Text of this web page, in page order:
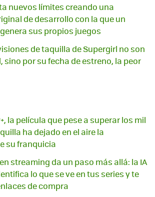
nuevos límites creando una
de desarrollo con la que un
sus propios juegos
de taquilla de Supergirl no son
sino por su fecha de estreno, la peor
la película que pese a superar los mil
ha dejado en el aire la
su franquicia
streaming da un paso más allá: la IA
lo que se ve en tus series y te
de compra